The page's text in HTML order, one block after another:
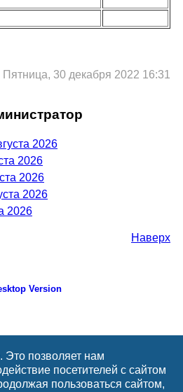
30 декабря 2022 16:31
2026
2026
2026
2026
2026
Наверх
Version
позволяет нам
посетителей с сайтом
пользоваться сайтом,